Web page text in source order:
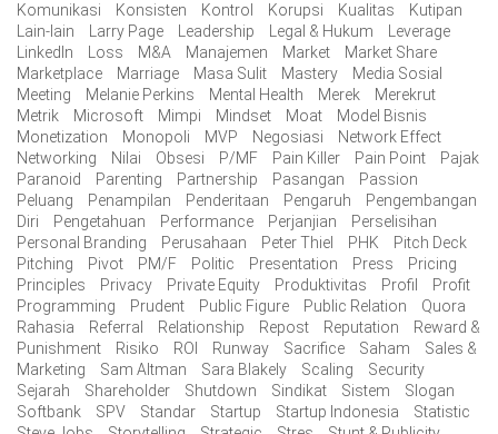
Komunikasi
Konsisten Kontrol Korupsi Kualitas
Kutipan
Lain-lain
Larry Page Leadership Legal & Hukum
Leverage
LinkedIn
Loss M&A Manajemen Market
Market Share
Marketplace
Marriage Masa Sulit Mastery
Media Sosial
Meeting
Melanie Perkins Mental Health Merek
Merekrut
Metrik
Microsoft Mimpi Mindset Moat
Model Bisnis
Monetization
Monopoli MVP Negosiasi
Network Effect
Networking
Nilai Obsesi P/MF Pain Killer Pain Point
Pajak
Paranoid
Parenting Partnership Pasangan
Passion
Peluang
Penampilan Penderitaan Pengaruh
Pengembangan
Diri
Pengetahuan Performance Perjanjian
Perselisihan
Personal Branding
Perusahaan Peter Thiel PHK
Pitch Deck
Pitching
Pivot PM/F Politic Presentation Press
Pricing
Principles
Privacy Private Equity Produktivitas Profil
Profit
Programming
Prudent Public Figure Public Relation
Quora
Rahasia
Referral Relationship Repost Reputation
Reward &
Punishment
Risiko ROI Runway Sacrifice Saham
Sales &
Marketing
Sam Altman Sara Blakely Scaling
Security
Sejarah
Shareholder Shutdown Sindikat Sistem
Slogan
Softbank
SPV Standar Startup Startup Indonesia
Statistic